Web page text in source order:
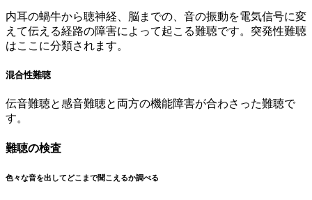
内耳の蝸牛から聴神経、脳までの、音の振動を電気信号に変
えて伝える経路の障害によって起こる難聴です。突発性難聴
はここに分類されます。
混合性難聴
伝音難聴と感音難聴と両方の機能障害が合わさった難聴で
す。
難聴の検査
色々な音を出してどこまで聞こえるか調べる